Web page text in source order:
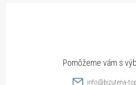
info@bizuteria-